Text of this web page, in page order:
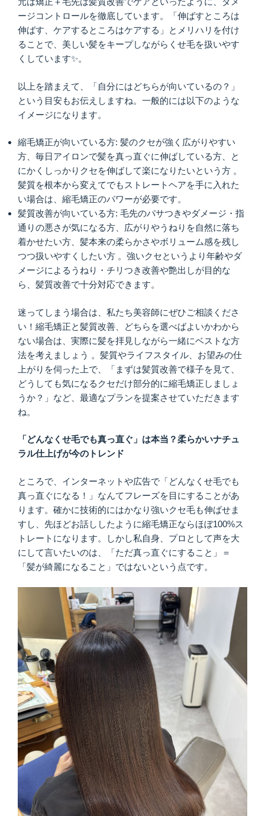
ージコントロールを徹底しています。「伸ばすところは
伸ばす、ケアするところはケアする」とメリハリを付け
ることで、美しい髪をキープしながらくせ毛を扱いやす
くしています✨。
以上を踏まえて、「自分にはどちらが向いているの？」
という目安もお伝えしますね。一般的には以下のような
イメージになります。
縮毛矯正が向いている方: 髪のクセが強く広がりやすい
方、毎日アイロンで髪を真っ直ぐに伸ばしている方、と
にかくしっかりクセを伸ばして楽になりたいという方 。
髪質を根本から変えてでもストレートヘアを手に入れた
い場合は、縮毛矯正のパワーが必要です。
髪質改善が向いている方: 毛先のパサつきやダメージ・指
通りの悪さが気になる方、広がりやうねりを自然に落ち
着かせたい方、髪本来の柔らかさやボリューム感を残し
つつ扱いやすくしたい方 。強いクセというより年齢やダ
メージによるうねり・チリつき改善や艶出しが目的な
ら、髪質改善で十分対応できます。
迷ってしまう場合は、私たち美容師にぜひご相談くださ
い！縮毛矯正と髪質改善、どちらを選べばよいかわから
ない場合は、実際に髪を拝見しながら一緒にベストな方
法を考えましょう 。髪質やライフスタイル、お望みの仕
上がりを伺った上で、「まずは髪質改善で様子を見て、
どうしても気になるクセだけ部分的に縮毛矯正しましょ
うか？」など、最適なプランを提案させていただきます
ね。
「どんなくせ毛でも真っ直ぐ」は本当？柔らかいナチュ
ラル仕上げが今のトレンド
ところで、インターネットや広告で「どんなくせ毛でも
真っ直ぐになる！」なんてフレーズを目にすることがあ
ります。確かに技術的にはかなり強いクセ毛も伸ばせま
すし、先ほどお話ししたように縮毛矯正ならほぼ100%ス
トレートになります。しかし私自身、プロとして声を大
にして言いたいのは、「ただ真っ直ぐにすること」＝
「髪が綺麗になること」ではないという点です。